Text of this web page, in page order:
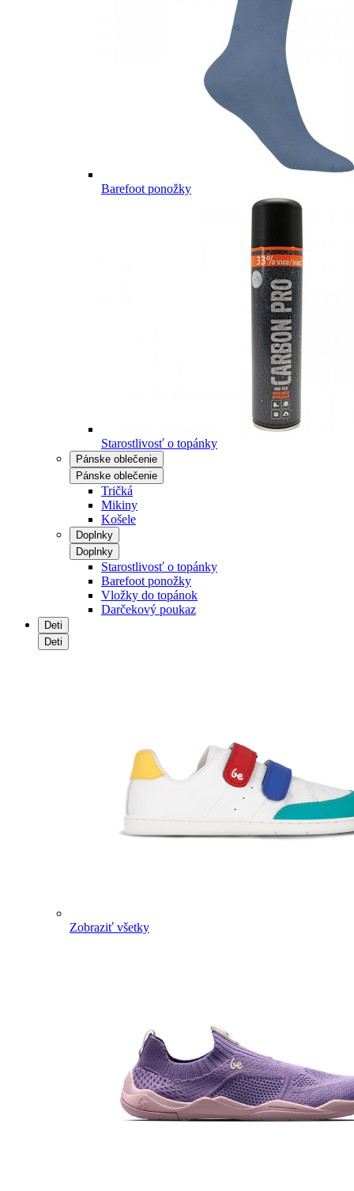
Barefoot ponožky
Starostlivosť o topánky
Pánske oblečenie
Pánske oblečenie
Tričká
Mikiny
Košele
Doplnky
Doplnky
Starostlivosť o topánky
Barefoot ponožky
Vložky do topánok
Darčekový poukaz
Deti
Deti
Zobraziť všetky